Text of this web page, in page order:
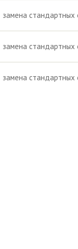
замена стандартных
замена стандартных
замена стандартных